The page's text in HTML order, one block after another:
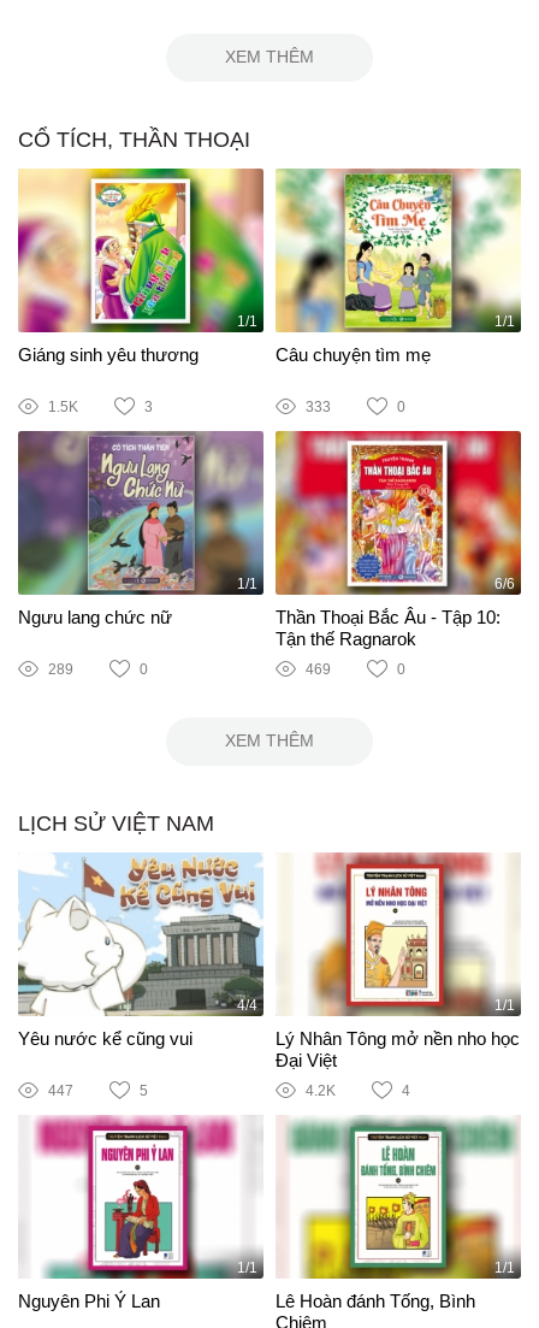
XEM THÊM
CỔ TÍCH, THẦN THOẠI
1/1
Giáng sinh yêu thương
1.5K 3
1/1
Câu chuyện tìm mẹ
333 0
1/1
Ngưu lang chức nữ
289 0
6/6
Thần Thoại Bắc Âu - Tập 10:
Tận thế Ragnarok
469 0
XEM THÊM
LỊCH SỬ VIỆT NAM
4/4
Yêu nước kể cũng vui
447 5
1/1
Lý Nhân Tông mở nền nho học
Đại Việt
4.2K 4
1/1
Nguyên Phi Ỷ Lan
1/1
Lê Hoàn đánh Tống, Bình
Chiêm